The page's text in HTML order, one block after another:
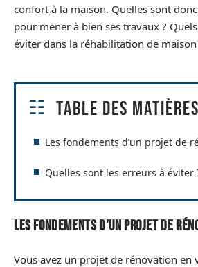
confort à la maison. Quelles sont
pour mener à bien ses travaux ?
éviter dans la réhabilitation de
Table des matières
Les fondements d’un projet de
Quelles sont les erreurs à éviter
Les fondements d’un projet de
Vous avez un projet de rénovation en